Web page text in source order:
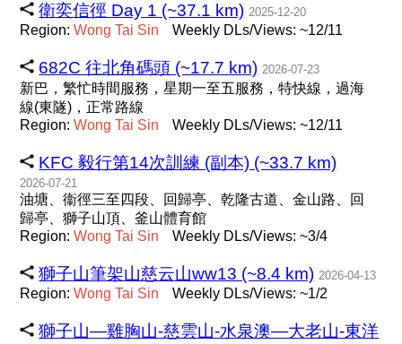
衛奕信徑 Day 1 (~37.1 km) 2025-12-20
Region:Wong Tai Sin Weekly DLs/Views: ~12/11
682C 往北角碼頭 (~17.7 km) 2026-07-23
新巴，繁忙時間服務，星期一至五服務，特快線，過海
線(東隧)，正常路線
Region:Wong Tai Sin Weekly DLs/Views: ~12/11
KFC 毅行第14次訓練 (副本) (~33.7 km)
2026-07-21
油塘、衞徑三至四段、回歸亭、乾隆古道、金山路、回
歸亭、獅子山頂、釜山體育館
Region:Wong Tai Sin Weekly DLs/Views: ~3/4
獅子山筆架山慈云山ww13 (~8.4 km) 2026-04-13
Region:Wong Tai Sin Weekly DLs/Views: ~1/2
獅子山—雞胸山-慈雲山-水泉澳—大老山-東洋